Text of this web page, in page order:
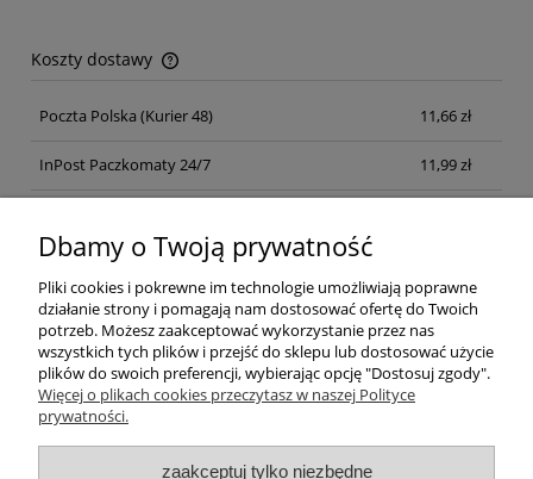
Koszty dostawy
Cena nie zawiera ewentualnych kosztów płatności
Poczta Polska (Kurier 48) 11,66 zł
InPost Paczkomaty 24/7 11,99 zł
Pomoc
Moje konto
Dbamy o Twoją prywatność
Pliki cookies i pokrewne im technologie umożliwiają poprawne
działanie strony i pomagają nam dostosować ofertę do Twoich
potrzeb. Możesz zaakceptować wykorzystanie przez nas
wszystkich tych plików i przejść do sklepu lub dostosować użycie
plików do swoich preferencji, wybierając opcję "Dostosuj zgody".
Więcej o plikach cookies przeczytasz w naszej Polityce
prywatności.
zaakceptuj tylko niezbędne